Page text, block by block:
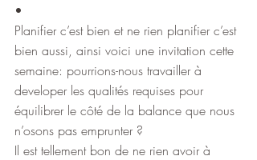
•
Planifier c’est bien et ne rien planifier c’est
bien aussi, ainsi voici une invitation cette
semaine: pourrions-nous travailler à
developer les qualités requises pour
équilibrer le côté de la balance que nous
n’osons pas emprunter ?
Il est tellement bon de ne rien avoir à